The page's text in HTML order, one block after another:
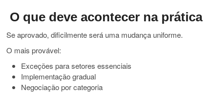
O que deve acontecer na prática
Se aprovado, dificilmente será uma mudança uniforme.
O mais provável:
Exceções para setores essenciais
Implementação gradual
Negociação por categoria